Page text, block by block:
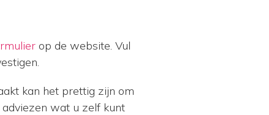
op de website. Vul
kan het prettig zijn om
wat u zelf kunt